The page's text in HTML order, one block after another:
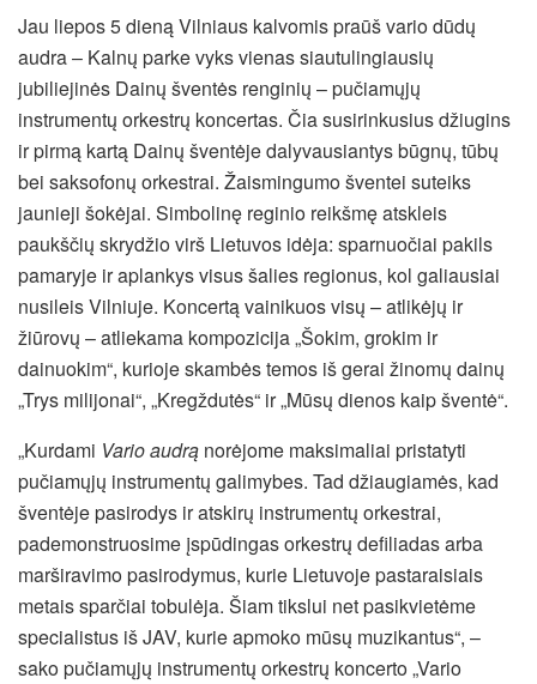
Jau liepos 5 dieną Vilniaus kalvomis praūš vario dūdų
audra – Kalnų parke vyks vienas siautulingiausių
jubiliejinės Dainų šventės renginių – pučiamųjų
instrumentų orkestrų koncertas. Čia susirinkusius džiugins
ir pirmą kartą Dainų šventėje dalyvausiantys būgnų, tūbų
bei saksofonų orkestrai. Žaismingumo šventei suteiks
jaunieji šokėjai. Simbolinę reginio reikšmę atskleis
paukščių skrydžio virš Lietuvos idėja: sparnuočiai pakils
pamaryje ir aplankys visus šalies regionus, kol galiausiai
nusileis Vilniuje. Koncertą vainikuos visų – atlikėjų ir
žiūrovų – atliekama kompozicija „Šokim, grokim ir
dainuokim“, kurioje skambės temos iš gerai žinomų dainų
„Trys milijonai“, „Kregždutės“ ir „Mūsų dienos kaip šventė“.
„Kurdami Vario audrą norėjome maksimaliai pristatyti
pučiamųjų instrumentų galimybes. Tad džiaugiamės, kad
šventėje pasirodys ir atskirų instrumentų orkestrai,
pademonstruosime įspūdingas orkestrų defiliadas arba
marširavimo pasirodymus, kurie Lietuvoje pastaraisiais
metais sparčiai tobulėja. Šiam tikslui net pasikvietėme
specialistus iš JAV, kurie apmoko mūsų muzikantus“, –
sako pučiamųjų instrumentų orkestrų koncerto „Vario